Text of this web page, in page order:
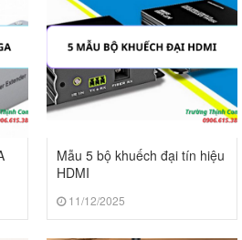
Mẫu 5 bộ khuếch đại tín hiệu
HDMI
11/12/2025